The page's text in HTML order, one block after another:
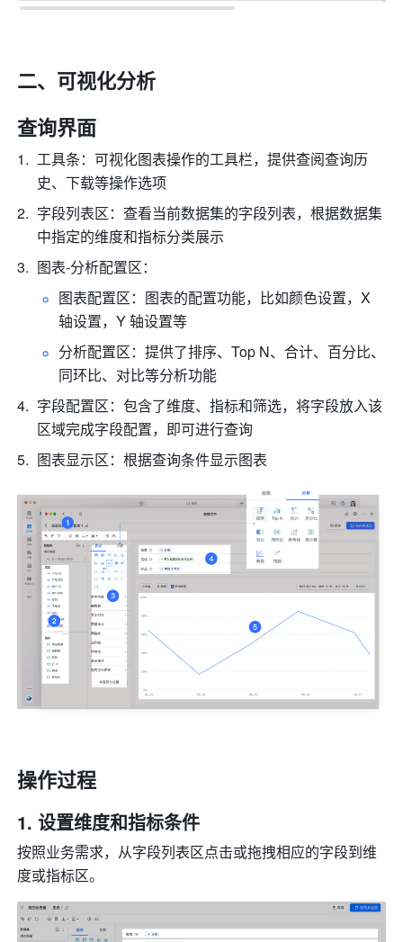
二、可视化分析
查询界面
工具条：可视化图表操作的工具栏，提供查阅查询历
史、下载等操作选项
字段列表区：查看当前数据集的字段列表，根据数据集
中指定的维度和指标分类展示
图表-分析配置区：
图表配置区：图表的配置功能，比如颜色设置，X
轴设置，Y 轴设置等
分析配置区：提供了排序、Top N、合计、百分比、
同环比、对比等分析功能
字段配置区：包含了维度、指标和筛选，将字段放入该
区域完成字段配置，即可进行查询
图表显示区：根据查询条件显示图表
操作过程
设置维度和指标条件
按照业务需求，从字段列表区点击或拖拽相应的字段到维
度或指标区。